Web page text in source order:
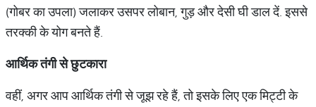
(गोबर का उपला) जलाकर उसपर लोबान, गुड़ और देसी घी डाल दें. इससे
तरक्की के योग बनते हैं.
आर्थिकतंगीसेछुटकारा
वहीं, अगर आप आर्थिक तंगी से जूझ रहे हैं, तो इसके लिए एक मिट्टी के